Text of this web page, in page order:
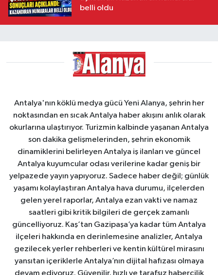
belli oldu
Antalya'nın köklü medya gücü Yeni Alanya, şehrin her
noktasından en sıcak Antalya haber akışını anlık olarak
okurlarına ulaştırıyor. Turizmin kalbinde yaşanan Antalya
son dakika gelişmelerinden, şehrin ekonomik
dinamiklerini belirleyen Antalya iş ilanları ve güncel
Antalya kuyumcular odası verilerine kadar geniş bir
yelpazede yayın yapıyoruz. Sadece haber değil; günlük
yaşamı kolaylaştıran Antalya hava durumu, ilçelerden
gelen yerel raporlar, Antalya ezan vakti ve namaz
saatleri gibi kritik bilgileri de gerçek zamanlı
güncelliyoruz. Kaş’tan Gazipaşa’ya kadar tüm Antalya
ilçeleri hakkında en derinlemesine analizler, Antalya
gezilecek yerler rehberleri ve kentin kültürel mirasını
yansıtan içeriklerle Antalya’nın dijital hafızası olmaya